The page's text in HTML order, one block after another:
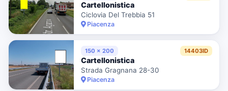
Cartellonistica
Ciclovia Del Trebbia 51
Piacenza
150 x 200 14403ID
Cartellonistica
Strada Gragnana 28-30
Piacenza